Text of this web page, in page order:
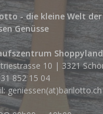
- die kleine Welt der
Genüsse
Shoppyland
10 | 3321
852 15 04
geniessen(at)barilotto.ch